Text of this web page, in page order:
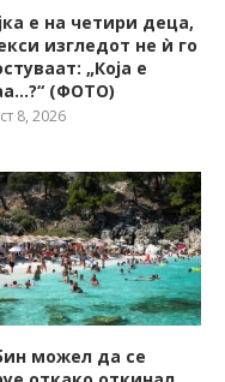
е на четири деца,
изгледот не ѝ го
„Која е
(ФОТО)
8, 2026
можел да се